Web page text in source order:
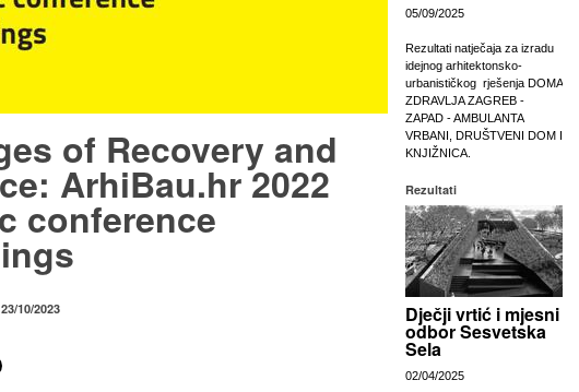
of Recovery and
ArhiBau.hr 2022
conference
10/2023
05/09/2025
Rezultati natječaja za izradu
idejnog arhitektonsko-
urbanističkog rješenja DOMA
ZDRAVLJA ZAGREB -
ZAPAD - AMBULANTA
VRBANI, DRUŠTVENI DOM I
KNJIŽNICA.
Rezultati
Dječji vrtić i mjesni
odbor Sesvetska
Sela
02/04/2025